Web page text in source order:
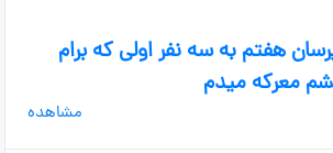
هفتم به سه نفر اولی که برام
معرکه میدم
مشاهده